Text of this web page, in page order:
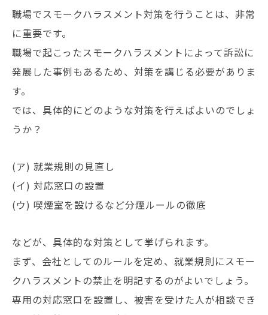
職場でスモークハラスメント対策を行うことは、非常
に重要です。
職場で起こったスモークハラスメントによって訴訟に
発展した事例もあるため、対策を講じる必要がありま
す。
では、具体的にどのような対策を行えばよいのでしょ
うか？
(ア) 就業規則の見直し
(イ) 対応窓口の設置
(ウ) 喫煙室を設けるなど分煙ルールの徹底
などが、具体的な対策として挙げられます。
まず、会社としてのルールを定め、就業規則にスモー
クハラスメントの禁止を明記するのがよいでしょう。
専用の対応窓口を設置し、被害を受けた人が相談でき